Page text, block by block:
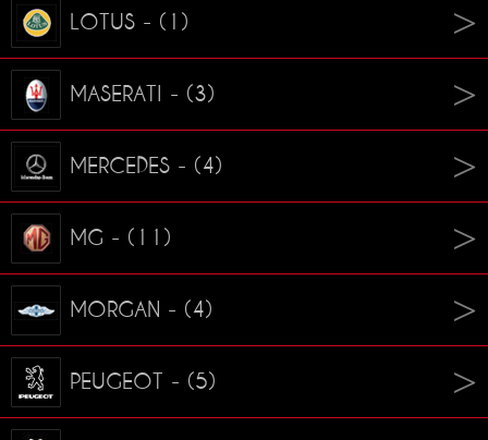
LOTUS - (1)
MASERATI - (3)
MERCEDES - (4)
MG - (11)
MORGAN - (4)
PEUGEOT - (5)